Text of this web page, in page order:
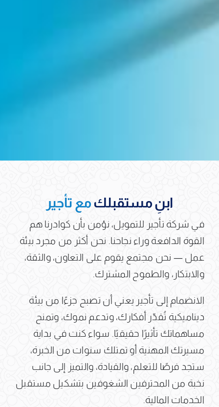
ابنِ مستقبلك مع تأجير
في شركة تأجير للتمويل، نؤمن بأن كوادرنا هم
القوة الدافعة وراء نجاحنا. نحن أكثر من مجرد بيئة
عمل — نحن مجتمع يقوم على التعاون، والثقة،
والابتكار، والطموح المشترك.
الانضمام إلى تأجير يعني أن تصبح جزءًا من بيئة
ديناميكية تُقدّر أفكارك، وتدعم نموك، وتمنح
مساهماتك تأثيرًا حقيقيًا. سواء كنت في بداية
مسيرتك المهنية أو تمتلك سنوات من الخبرة،
ستجد فرصًا للتعلم، والقيادة، والتميز إلى جانب
نخبة من المحترفين الشغوفين بتشكيل مستقبل
الخدمات المالية.